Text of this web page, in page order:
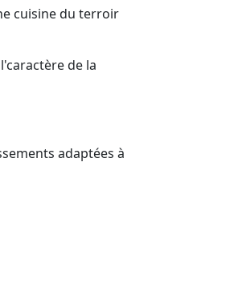
cuisine du terroir
de la
adaptées à